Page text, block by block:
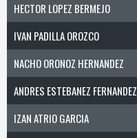
HECTOR LOPEZ BERMEJO
IVAN PADILLA OROZCO
NACHO ORONOZ HERNANDEZ
ANDRES ESTEBANEZ FERNANDEZ
IZAN ATRIO GARCIA